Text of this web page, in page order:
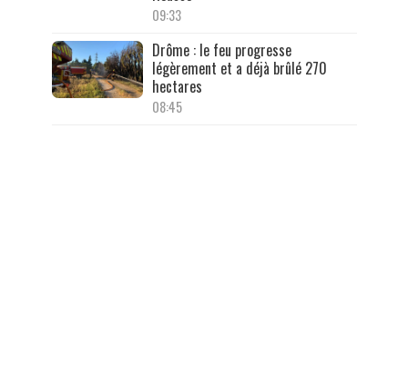
09:33
Drôme : le feu progresse
légèrement et a déjà brûlé 270
hectares
08:45